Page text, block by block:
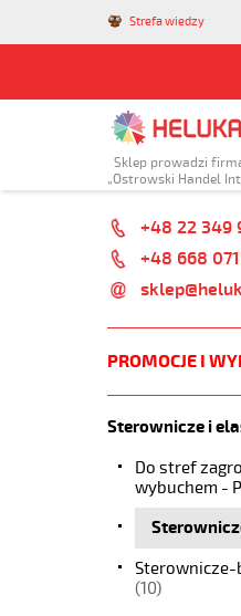
Strefa wiedzy
Sklep prowadzi
„Ostrowski Handel
+48 22 349
+48 668
PROMOCJE I
Sterownicze i
Do stref
wybuchem -
Sterownicze-
(10)